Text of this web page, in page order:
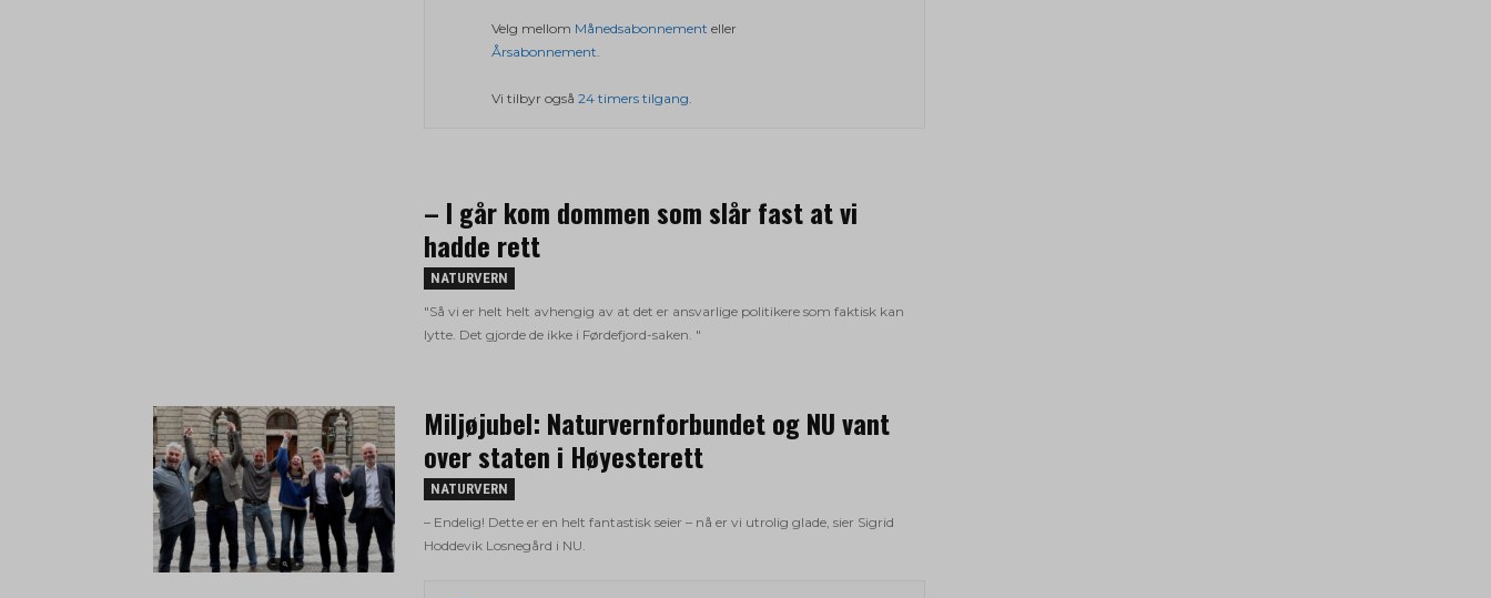
Velg mellom Månedsabonnement eller
Årsabonnement.
Vi tilbyr også 24 timers tilgang.
– I går kom dommen som slår fast at vi
hadde rett
NATURVERN
"Så vi er helt helt avhengig av at det er ansvarlige politikere som faktisk kan
lytte. Det gjorde de ikke i Førdefjord-saken. "
Miljøjubel: Naturvernforbundet og NU vant
over staten i Høyesterett
NATURVERN
– Endelig! Dette er en helt fantastisk seier – nå er vi utrolig glade, sier Sigrid
Hoddevik Losnegård i NU.